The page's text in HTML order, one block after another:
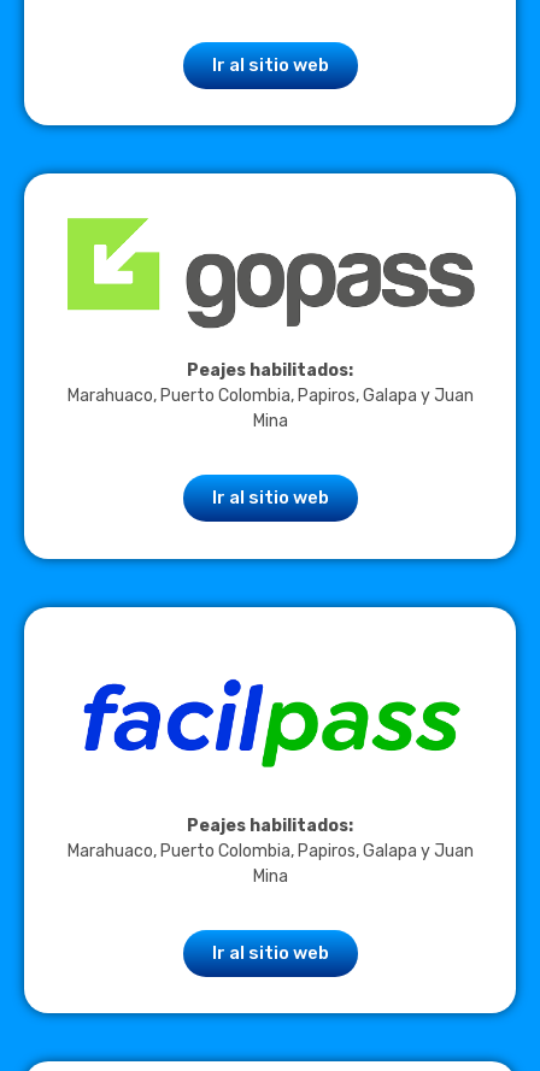
Ir al sitio web
Peajes habilitados:
Marahuaco, Puerto Colombia, Papiros, Galapa y Juan
Mina
Ir al sitio web
Peajes habilitados:
Marahuaco, Puerto Colombia, Papiros, Galapa y Juan
Mina
Ir al sitio web